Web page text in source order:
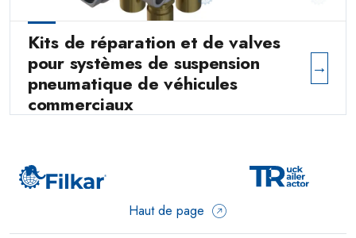
Kits de réparation et de valves
pour systèmes de suspension
pneumatique de véhicules
commerciaux
→
Haut de page